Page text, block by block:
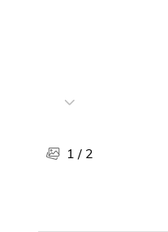
Súpermercado
1 / 2